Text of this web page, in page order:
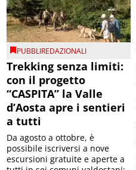
PUBBLIREDAZIONALI
Trekking senza limiti:
con il progetto
“CASPITA” la Valle
d’Aosta apre i sentieri
a tutti
Da agosto a ottobre, è
possibile iscriversi a nove
escursioni gratuite e aperte a